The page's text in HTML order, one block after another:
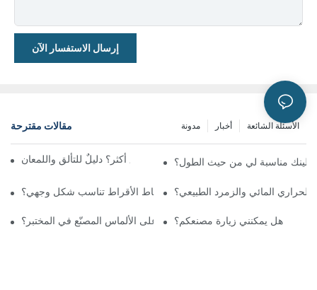
إرسال الاستفسار الآن
مقالات مقترحة الأسئلة الشائعة أخبار مدونة
أي قطع الأحجار الكريمة تتألق أكثر؟ دليلٌ للتألق واللمعان
لينك مناسبة لي من حيث الطول؟
كيف أعرف أي أنماط الأقراط تناسب شكل وجهي؟الحراري المائي والزمرد الطبيعي؟
كيفية الحفاظ على الألماس المصنّع في المختبر؟هل يمكنني زيارة مصنعكم؟